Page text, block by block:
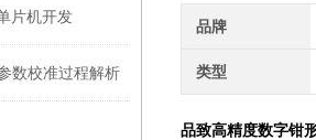
片机开发
数校准过程解析
品牌
类型
品致高精度数字钳